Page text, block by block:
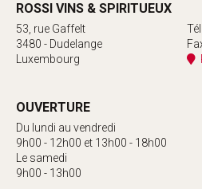
ROSSI VINS & SPIRITUEUX
53, rue Gaffelt
3480 - Dudelange
Luxembourg
Tél.
OUVERTURE
Du lundi au vendredi
9h00 - 12h00 et 13h00 - 18h00
Le samedi
9h00 - 13h00